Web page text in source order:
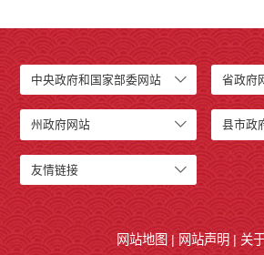
中央政府和国家部委网站 省政府
州政府网站 县市政
友情链接
网站地图 | 网站声明 | 关